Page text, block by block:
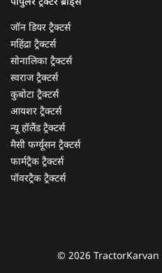
जॉन डियर ट्रैक्टर्स
महिंद्रा ट्रैक्टर्स
सोनालिका ट्रैक्टर्स
स्वराज ट्रैक्टर्स
कुबोटा ट्रैक्टर्स
आयशर ट्रैक्टर्स
न्यू हॉलैंड ट्रैक्टर्स
मैसी फर्ग्यूसन ट्रैक्टर्स
फार्मट्रैक ट्रैक्टर्स
पॉवरट्रैक ट्रैक्टर्स
© 2026